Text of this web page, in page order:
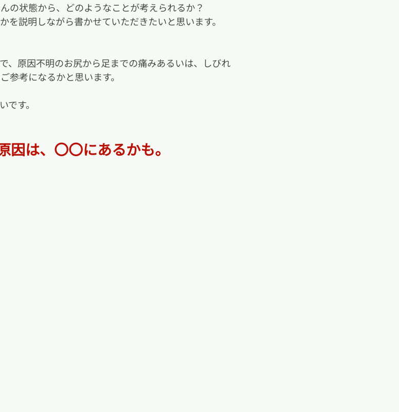
の状態から、どのようなことが考えられるか？
を説明しながら書かせていただきたいと思います。
、原因不明のお尻から足までの痛みあるいは、しびれ
参考になるかと思います。
です。
は、〇〇にあるかも。